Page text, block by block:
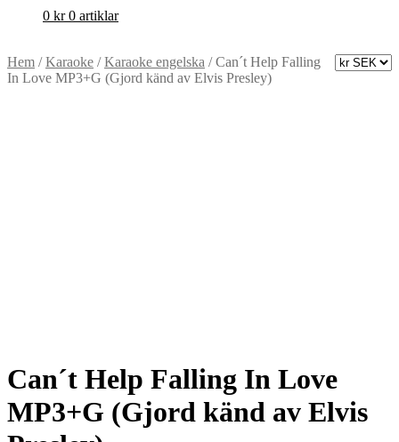
0 kr 0 artiklar
Hem /Karaoke /Karaoke engelska /Can´t Help Falling
In Love MP3+G (Gjord känd av Elvis Presley)
Can´t Help Falling In Love
MP3+G (Gjord känd av Elvis